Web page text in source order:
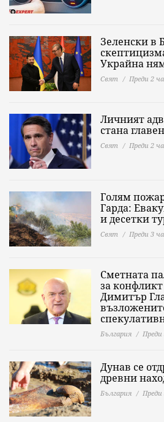
Зеленски в
Украйна
Свят Преди 2
Личният
стана
Свят Преди 2
Голям
Гарда:
и десетки
Свят Преди 3
Сметната
за
Димитър
България Преди
Дунав се
древни
България Преди